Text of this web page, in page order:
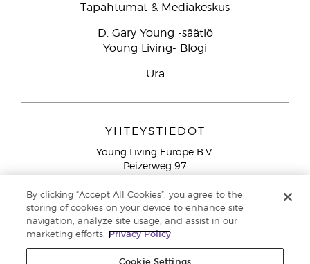
Tapahtumat & Mediakeskus
D. Gary Young -säätiö
Young Living- Blogi
Ura
YHTEYSTIEDOT
Young Living Europe B.V.
Peizerweg 97
Netherlands
Ilmainen yhteydenotto lankanumeroista Suomesta
913 239
Email: asiakaspalvelu@youngliving.com
By clicking “Accept All Cookies”, you agree to the
storing of cookies on your device to enhance site
navigation, analyze site usage, and assist in our
marketing efforts.
Privacy Policy